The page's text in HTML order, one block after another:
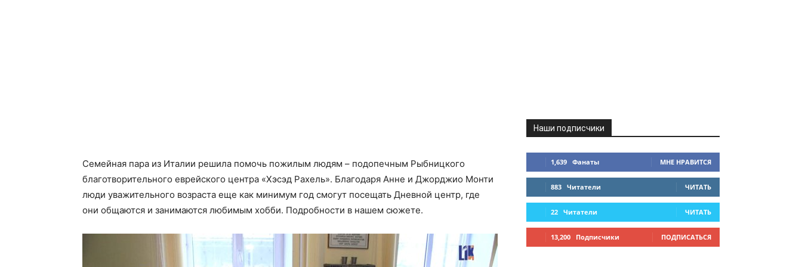
Семейная пара из Италии решила помочь пожилым людям – подопечным Рыбницкого
благотворительного еврейского центра «Хэсэд Рахель». Благодаря Анне и Джорджио Монти
люди уважительного возраста еще как минимум год смогут посещать Дневной центр, где
они общаются и занимаются любимым хобби. Подробности в нашем сюжете.
Наши подписчики
1,639 Фанаты МНЕ НРАВИТСЯ
883 Читатели ЧИТАТЬ
22 Читатели ЧИТАТЬ
13,200 Подписчики ПОДПИСАТЬСЯ